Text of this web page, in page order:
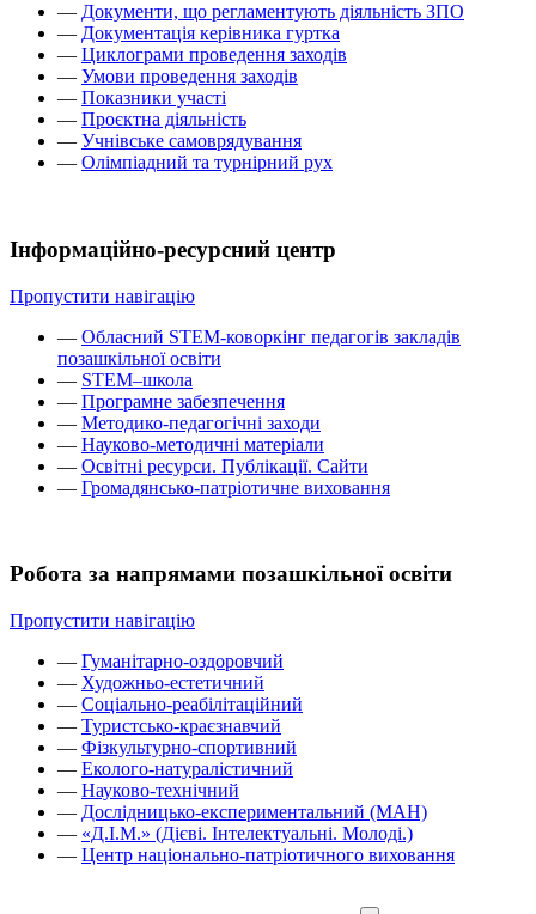
— Документи, що регламентують діяльність ЗПО
— Документація керівника гуртка
— Циклограми проведення заходів
— Умови проведення заходів
— Показники участі
— Проєктна діяльність
— Учнівське самоврядування
— Олімпіадний та турнірний рух
Інформаційно-ресурсний центр
Пропустити навігацію
— Обласний STEM-коворкінг педагогів закладів
позашкільної освіти
— STEM–школа
— Програмне забезпечення
— Методико-педагогічні заходи
— Науково-методичні матеріали
— Освітні ресурси. Публікації. Сайти
— Громадянсько-патріотичне виховання
Робота за напрямами позашкільної освіти
Пропустити навігацію
— Гуманітарно-оздоровчий
— Художньо-естетичний
— Соціально-реабілітаційний
— Туристсько-краєзнавчий
— Фізкультурно-спортивний
— Еколого-натуралістичний
— Науково-технічний
— Дослідницько-експериментальний (МАН)
— «Д.І.М.» (Дієві. Інтелектуальні. Молоді.)
— Центр національно-патріотичного виховання